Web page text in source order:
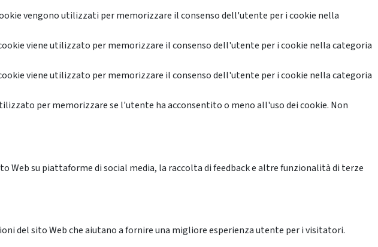
vengono utilizzati per memorizzare il consenso dell'utente per i cookie nella
viene utilizzato per memorizzare il consenso dell'utente per i cookie nella categoria
viene utilizzato per memorizzare il consenso dell'utente per i cookie nella categoria
per memorizzare se l'utente ha acconsentito o meno all'uso dei cookie. Non
su piattaforme di social media, la raccolta di feedback e altre funzionalità di terze
del sito Web che aiutano a fornire una migliore esperienza utente per i visitatori.